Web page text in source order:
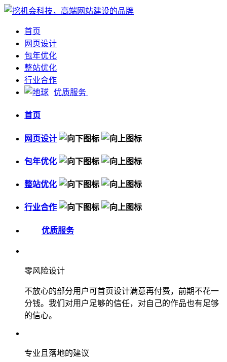
首页
网页设计
包年优化
整站优化
行业合作
优质服务
首页
网页设计
包年优化
整站优化
行业合作
优质服务
零风险设计
不放心的部分用户可首页设计满意再付费，前期不花一
分钱。我们对用户足够的信任，对自己的作品也有足够
的信心。
专业且落地的建议